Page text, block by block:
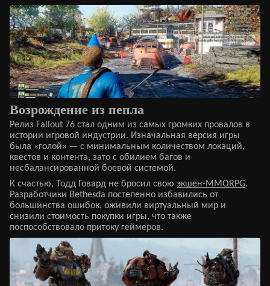
Возрождение из пепла
Релиз Fallout 76 стал одним из самых громких провалов в
истории игровой индустрии. Изначальная версия игры
была «голой» — с минимальным количеством локаций,
квестов и контента, зато с обилием багов и
несбалансированной боевой системой.
К счастью, Тодд Говард не бросил свою экшен-MMORPG.
Разработчики Bethesda постепенно избавились от
большинства ошибок, оживили виртуальный мир и
снизили стоимость покупки игры, что также
поспособствовало притоку геймеров.